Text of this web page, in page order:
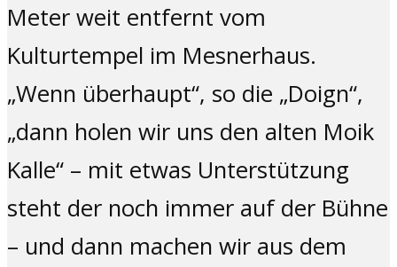
Meter weit entfernt vom
Kulturtempel im Mesnerhaus.
„Wenn überhaupt“, so die „Doign“,
„dann holen wir uns den alten Moik
Kalle“ – mit etwas Unterstützung
steht der noch immer auf der Bühne
– und dann machen wir aus dem